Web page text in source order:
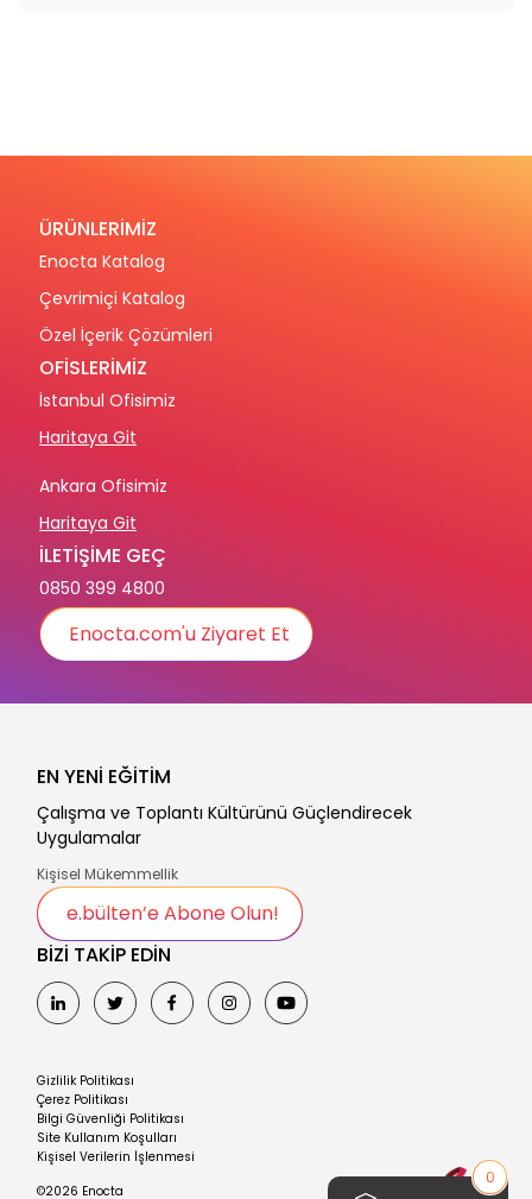
ÜRÜNLERİMİZ
Enocta Katalog
Çevrimiçi Katalog
Özel İçerik Çözümleri
OFİSLERİMİZ
İstanbul Ofisimiz
Haritaya Git
Ankara Ofisimiz
Haritaya Git
İLETİŞİME GEÇ
0850 399 4800
Enocta.com'u Ziyaret Et
BİZİ TAKİP EDİN
Gizlilik Politikası
Çerez Politikası
Bilgi Güvenliği Politikası
Site Kullanım Koşulları
Kişisel Verilerin İşlenmesi
EN YENİ EĞİTİM
Çalışma ve Toplantı Kültürünü Güçlendirecek
Uygulamalar
Kişisel Mükemmellik
e.bülten’e Abone Olun!
©2026 Enocta
0